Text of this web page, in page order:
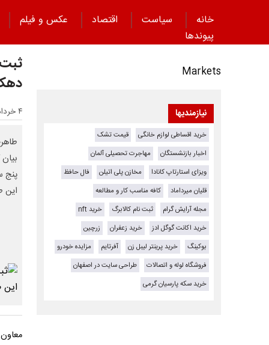
خانه سیاست اقتصاد
عکس و فیلم
پیوند‌ها
۴ خرداد ۱۴۰۵ - ۱۲:۳۴
این
Markets
نیازمندیها
خرید اقساطی لوازم خانگی
قیمت تشک
اخبار بازنشستگان
مهاجرت تحصیلی آلمان
ویزای استارتاپ کانادا
مخازن پلی اتیلن
فال حافظ
قلیان میرداماد
کافه مناسب کار و مطالعه
مجله آرایش گرام
ثبت نام کالابرگ
خرید nft
خرید اکانت گوگل ادز
خرید زعفران
زرچین
بوکینگ
خرید پرینتر لیبل زن آفرتایم
مزایده خودرو
فروشگاه لوله و اتصالات
طراحی سایت در اصفهان
خرید سکه پارسیان گرمی